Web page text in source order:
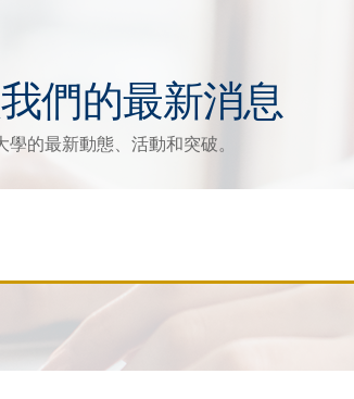
們的最新消息
學的最新動態、活動和突破。